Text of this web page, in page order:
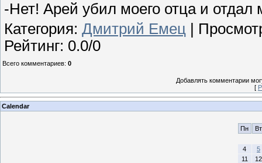
-Нет! Арей убил моего отца и отдал
Категория: Дмитрий Емец
Рейтинг: 0.0/0
Всего комментариев: 0
Добавлять комментарии
[
Calendar
Пн Вт
4
5
11
12